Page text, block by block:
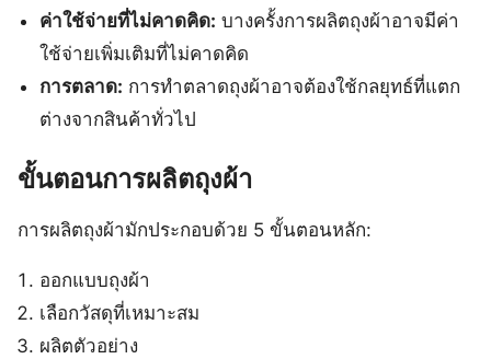
ค่าใช้จ่ายที่ไม่คาดคิด: บางครั้งการผลิตถุงผ้าอาจมีค่า
ใช้จ่ายเพิ่มเติมที่ไม่คาดคิด
การตลาด: การทำตลาดถุงผ้าอาจต้องใช้กลยุทธ์ที่แตก
ต่างจากสินค้าทั่วไป
ขั้นตอนการผลิตถุงผ้า
การผลิตถุงผ้ามักประกอบด้วย 5 ขั้นตอนหลัก:
ออกแบบถุงผ้า
เลือกวัสดุที่เหมาะสม
ผลิตตัวอย่าง